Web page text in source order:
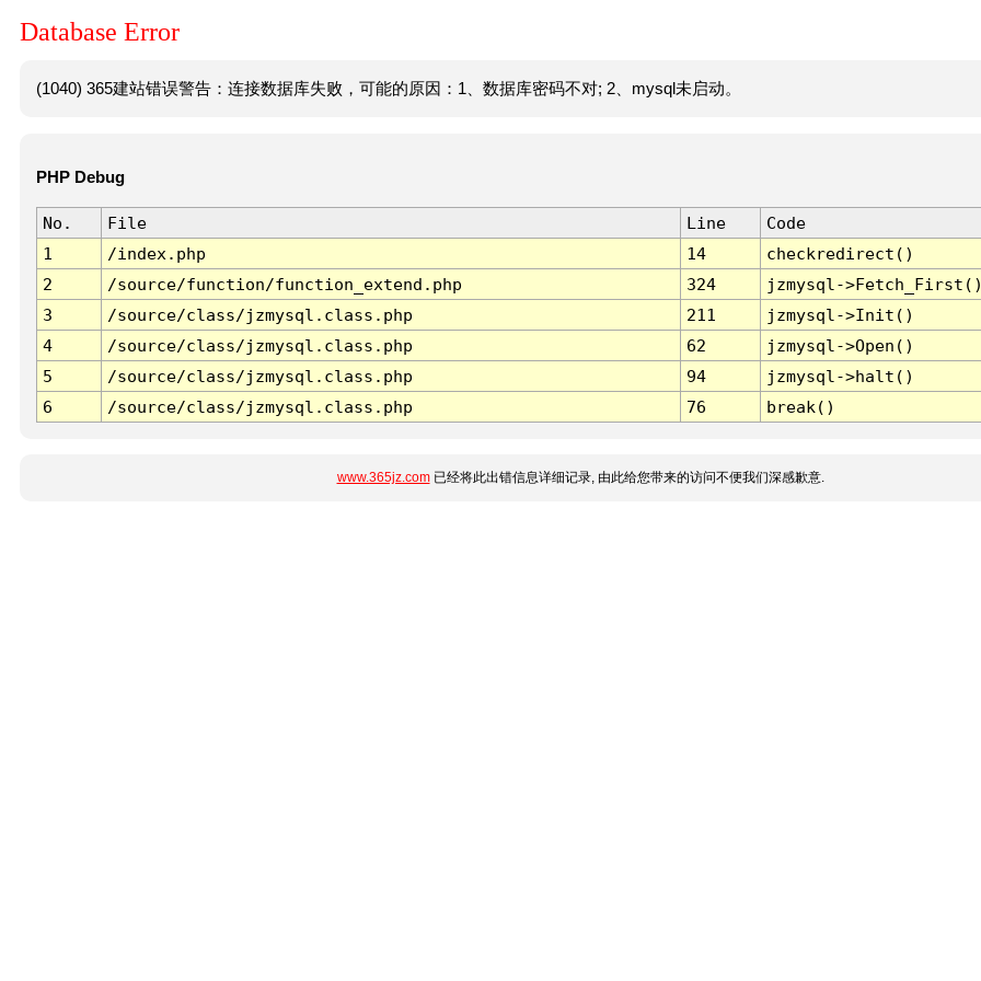
Database Error
(1040) 365建站错误警告：连接数据库失败，可能的原因：1、数据库密码不对; 2、mysql未启动。
PHP Debug
No. File Line
Code
1
/index.php 14
checkredirect()
2
/source/function/function_extend.php 324
jzmysql-
3
/source/class/jzmysql.class.php 211
jzmysql->Init()
4
/source/class/jzmysql.class.php 62
jzmysql->Open()
5
/source/class/jzmysql.class.php 94
jzmysql->halt()
6
/source/class/jzmysql.class.php 76 break()
www.365jz.com已经将此出错信息详细记录, 由此给您带来的访问不便我们深感歉意.